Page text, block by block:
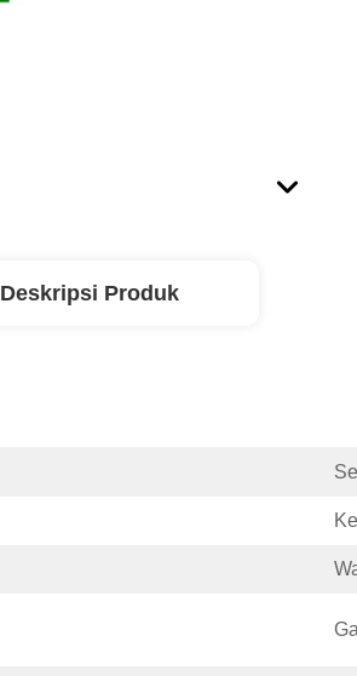
Deskripsi Produk